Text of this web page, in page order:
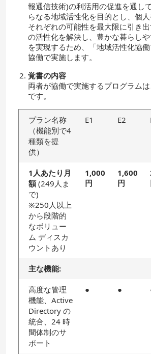
報通信技術)の利活用の促進を通し
らなる地域活性化を目的とし、個
それぞれの可能性を最大限に引き
の活性化を解決し、豊かな暮らし
を実現するため、「地域活性化協
協働で実施します。
覚書の内容
両者が協働で実施するプログラム
です。
プラン名称
（機能別で4
種類を提
供）
E1 E2
1人あたり月
額(249人ま
で)
※250人以上
から段階的
なボリュー
ム ディスカ
ウントあり
1,000
円
1,600
円
主な機能:
高度な管理
機能、Active
Directory の
統合、24 時
間体制のサ
ポート
● ●